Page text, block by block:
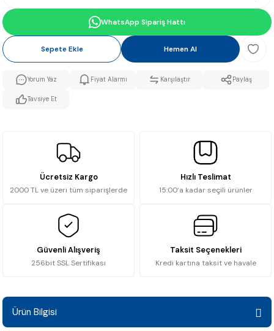
WhatsApp Sipariş Hattı
Sepete Ekle Hemen Al
Yorum Yaz Fiyat Alarmı Karşılaştır Paylaş
Tavsiye Et
Ücretsiz Kargo
2000 TL ve üzeri tüm siparişlerde
Hızlı Teslimat
15:00’a kadar seçili ürünler
Güvenli Alışveriş
256bit SSL Sertifikası
Taksit Seçenekleri
Kredi kartına taksit ve havale
Ürün Bilgisi